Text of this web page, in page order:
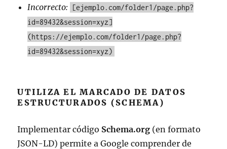
Incorrecto:
[ejemplo.com/folder1/page.php?
id=89432&session=xyz]
(https://ejemplo.com/folder1/page.php?
id=89432&session=xyz)
UTILIZA EL MARCADO DE DATOS
ESTRUCTURADOS (SCHEMA)
Implementar código Schema.org (en formato
JSON-LD) permite a Google comprender de